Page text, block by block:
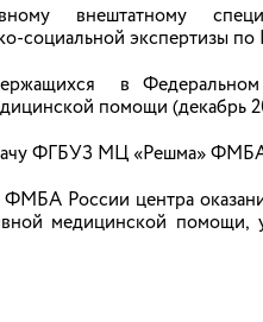
Она была
в Донецкой Народной
внештатному
социальной экспертизы по
в
помощи (декабрь
ФГБУЗ МЦ «Решма»
России центра
медицинской помощи,